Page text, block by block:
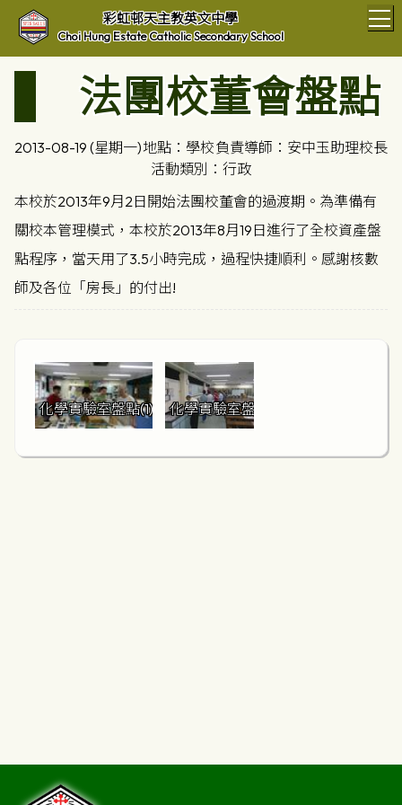
彩虹邨天主教英文中學
Choi Hung Estate Catholic Secondary School
法團校董會盤點
2013-08-19 (星期一)地點：學校負責導師：安中玉助理校長
活動類別：行政
本校於2013年9月2日開始法團校董會的過渡期。為準備有
關校本管理模式，本校於2013年8月19日進行了全校資產盤
點程序，當天用了3.5小時完成，過程快捷順利。感謝核數
師及各位「房長」的付出!
化學實驗室盤點(1) 化學實驗室盤點(2)